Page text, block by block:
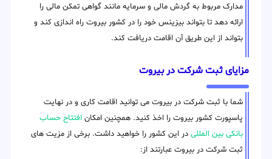
مدارک مربوط به گردش مالی و سرمایه مانند گواهی تمکن مالی را
ارائه دهد تا بتواند بیزینس خود را در کشور بیروت راه اندازی کند و
بتواند از این طریق آن اقامت دریافت کند.
مزایای ثبت شرکت در بیروت
شما با ثبت شرکت در بیروت می توانید اقامت کاری و در نهایت
پاسپورت کشور بیروت را اخذ کنید. همچنین امکان افتتاح حساب
بانکی بین المللی در این کشور را خواهید داشت. برخی از مزیت های
ثبت شرکت در بیروت عبارتند از: